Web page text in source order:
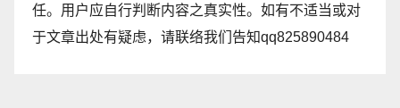
任。用户应自行判断内容之真实性。如有不适当或对
于文章出处有疑虑，请联络我们告知qq825890484